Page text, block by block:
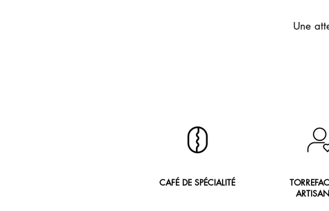
Une
CAFÉ DE SPÉCIALITÉ